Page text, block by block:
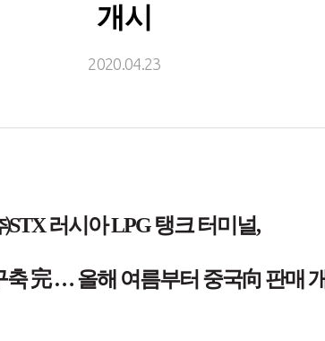
개시
2020.04.23
STX 러시아 LPG 탱크 터미널,
축 完 … 올해 여름부터 중국向 판매